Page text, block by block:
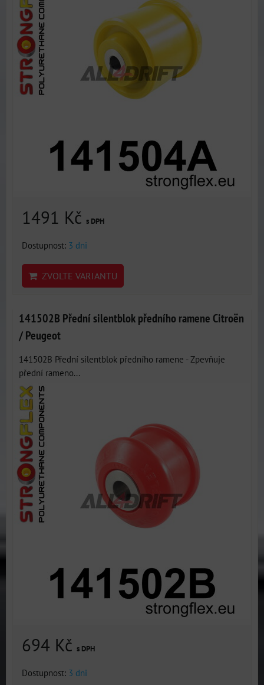
1491 Kč s DPH
Dostupnost: 3 dni
ZVOLTE VARIANTU
141502B Přední silentblok předního ramene Citroën
/ Peugeot
141502B Přední silentblok předního ramene - Zpevňuje
přední rameno...
694 Kč s DPH
Dostupnost: 3 dni